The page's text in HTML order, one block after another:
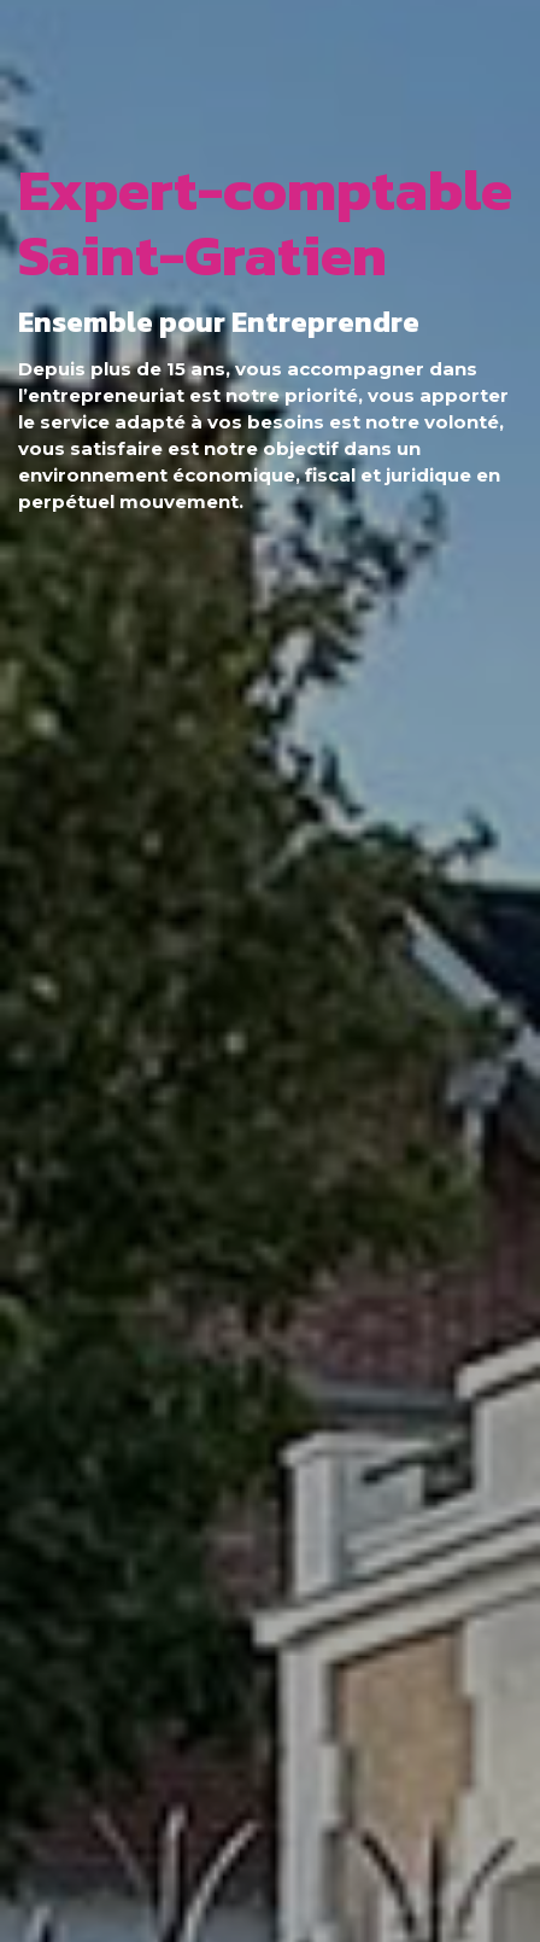
Expert-comptable
Saint-Gratien
Ensemble pour Entreprendre
Depuis plus de 15 ans, vous accompagner dans
l’entrepreneuriat est notre priorité, vous apporter
le service adapté à vos besoins est notre volonté,
vous satisfaire est notre objectif dans un
environnement économique, fiscal et juridique en
perpétuel mouvement.